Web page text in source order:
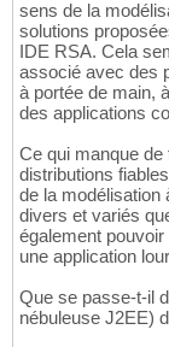
sens de la
solutions
IDE RSA. Cela
associé avec des
à portée de main,
des applications
Ce qui manque
distributions
de la modélisation
divers et variés
également
une application
Que se passe-t-il
nébuleuse J2EE)